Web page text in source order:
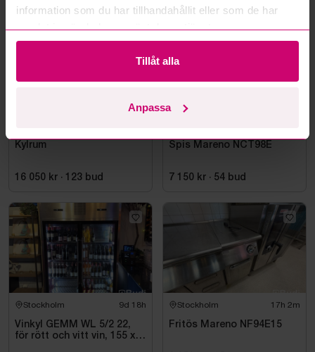
information som du har tillhandahållit eller som de har
samlat in när du har använt deras tjänster.
Tillåt alla
Anpassa
Kylrum
16 050 kr · 123 bud
Spis Mareno NCT98E
7 150 kr · 54 bud
Stockholm 9d 18h
Vinkyl GEMM WL 5/2 22,
för rött och vitt vin, 155 x
Stockholm 17h 2m
Fritös Mareno NF94E15